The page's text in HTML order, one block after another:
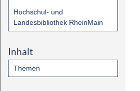
Hochschul- und
Landesbibliothek RheinMain
Inhalt
Themen